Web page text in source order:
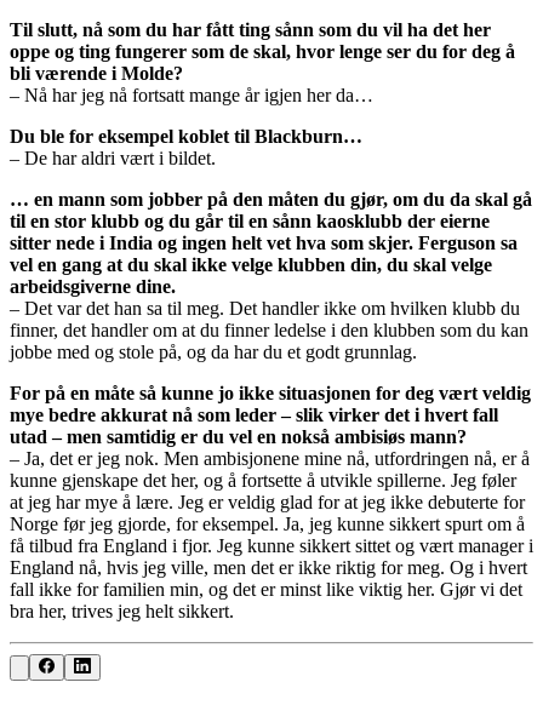
Til slutt, nå som du har fått ting sånn som du vil ha det her
oppe og ting fungerer som de skal, hvor lenge ser du for deg å
bli værende i Molde?
– Nå har jeg nå fortsatt mange år igjen her da…
Du ble for eksempel koblet til Blackburn…
– De har aldri vært i bildet.
… en mann som jobber på den måten du gjør, om du da skal gå
til en stor klubb og du går til en sånn kaosklubb der eierne
sitter nede i India og ingen helt vet hva som skjer. Ferguson sa
vel en gang at du skal ikke velge klubben din, du skal velge
arbeidsgiverne dine.
– Det var det han sa til meg. Det handler ikke om hvilken klubb du
finner, det handler om at du finner ledelse i den klubben som du kan
jobbe med og stole på, og da har du et godt grunnlag.
For på en måte så kunne jo ikke situasjonen for deg vært veldig
mye bedre akkurat nå som leder – slik virker det i hvert fall
utad – men samtidig er du vel en nokså ambisiøs mann?
– Ja, det er jeg nok. Men ambisjonene mine nå, utfordringen nå, er å
kunne gjenskape det her, og å fortsette å utvikle spillerne. Jeg føler
at jeg har mye å lære. Jeg er veldig glad for at jeg ikke debuterte for
Norge før jeg gjorde, for eksempel. Ja, jeg kunne sikkert spurt om å
få tilbud fra England i fjor. Jeg kunne sikkert sittet og vært manager i
England nå, hvis jeg ville, men det er ikke riktig for meg. Og i hvert
fall ikke for familien min, og det er minst like viktig her. Gjør vi det
bra her, trives jeg helt sikkert.